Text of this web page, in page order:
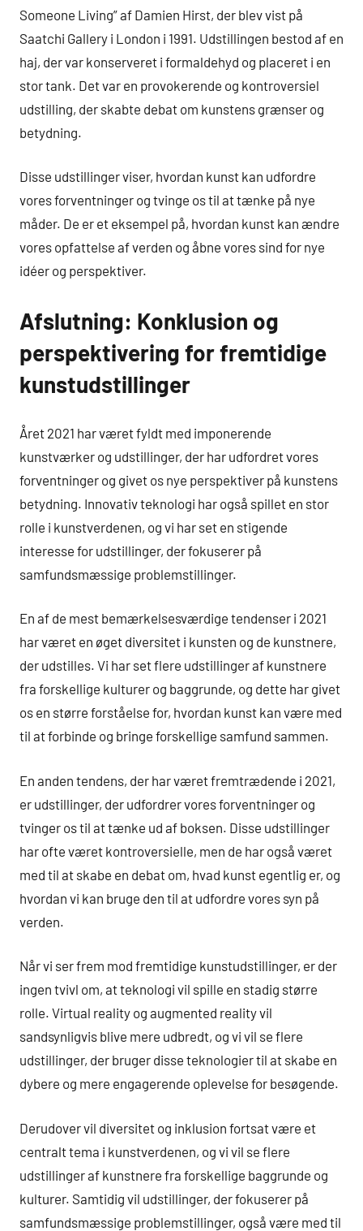
Someone Living” af Damien Hirst, der blev vist på
Saatchi Gallery i London i 1991. Udstillingen bestod af en
haj, der var konserveret i formaldehyd og placeret i en
stor tank. Det var en provokerende og kontroversiel
udstilling, der skabte debat om kunstens grænser og
betydning.
Disse udstillinger viser, hvordan kunst kan udfordre
vores forventninger og tvinge os til at tænke på nye
måder. De er et eksempel på, hvordan kunst kan ændre
vores opfattelse af verden og åbne vores sind for nye
idéer og perspektiver.
Afslutning: Konklusion og
perspektivering for fremtidige
kunstudstillinger
Året 2021 har været fyldt med imponerende
kunstværker og udstillinger, der har udfordret vores
forventninger og givet os nye perspektiver på kunstens
betydning. Innovativ teknologi har også spillet en stor
rolle i kunstverdenen, og vi har set en stigende
interesse for udstillinger, der fokuserer på
samfundsmæssige problemstillinger.
En af de mest bemærkelsesværdige tendenser i 2021
har været en øget diversitet i kunsten og de kunstnere,
der udstilles. Vi har set flere udstillinger af kunstnere
fra forskellige kulturer og baggrunde, og dette har givet
os en større forståelse for, hvordan kunst kan være med
til at forbinde og bringe forskellige samfund sammen.
En anden tendens, der har været fremtrædende i 2021,
er udstillinger, der udfordrer vores forventninger og
tvinger os til at tænke ud af boksen. Disse udstillinger
har ofte været kontroversielle, men de har også været
med til at skabe en debat om, hvad kunst egentlig er, og
hvordan vi kan bruge den til at udfordre vores syn på
verden.
Når vi ser frem mod fremtidige kunstudstillinger, er der
ingen tvivl om, at teknologi vil spille en stadig større
rolle. Virtual reality og augmented reality vil
sandsynligvis blive mere udbredt, og vi vil se flere
udstillinger, der bruger disse teknologier til at skabe en
dybere og mere engagerende oplevelse for besøgende.
Derudover vil diversitet og inklusion fortsat være et
centralt tema i kunstverdenen, og vi vil se flere
udstillinger af kunstnere fra forskellige baggrunde og
kulturer. Samtidig vil udstillinger, der fokuserer på
samfundsmæssige problemstillinger, også være med til